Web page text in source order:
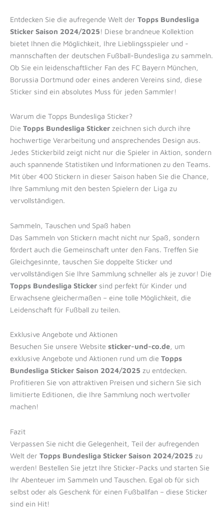
Entdecken Sie die aufregende Welt der Topps Bundesliga
Sticker Saison 2024/2025! Diese brandneue Kollektion
bietet Ihnen die Möglichkeit, Ihre Lieblingsspieler und -
mannschaften der deutschen Fußball-Bundesliga zu sammeln.
Ob Sie ein leidenschaftlicher Fan des FC Bayern München,
Borussia Dortmund oder eines anderen Vereins sind, diese
Sticker sind ein absolutes Muss für jeden Sammler!
Warum die Topps Bundesliga Sticker?
Die Topps Bundesliga Sticker zeichnen sich durch ihre
hochwertige Verarbeitung und ansprechendes Design aus.
Jedes Stickerbild zeigt nicht nur die Spieler in Aktion, sondern
auch spannende Statistiken und Informationen zu den Teams.
Mit über 400 Stickern in dieser Saison haben Sie die Chance,
Ihre Sammlung mit den besten Spielern der Liga zu
vervollständigen.
Sammeln, Tauschen und Spaß haben
Das Sammeln von Stickern macht nicht nur Spaß, sondern
fördert auch die Gemeinschaft unter den Fans. Treffen Sie
Gleichgesinnte, tauschen Sie doppelte Sticker und
vervollständigen Sie Ihre Sammlung schneller als je zuvor! Die
Topps Bundesliga Sticker sind perfekt für Kinder und
Erwachsene gleichermaßen – eine tolle Möglichkeit, die
Leidenschaft für Fußball zu teilen.
Exklusive Angebote und Aktionen
Besuchen Sie unsere Website sticker-und-co.de, um
exklusive Angebote und Aktionen rund um die Topps
Bundesliga Sticker Saison 2024/2025 zu entdecken.
Profitieren Sie von attraktiven Preisen und sichern Sie sich
limitierte Editionen, die Ihre Sammlung noch wertvoller
machen!
Fazit
Verpassen Sie nicht die Gelegenheit, Teil der aufregenden
Welt der Topps Bundesliga Sticker Saison 2024/2025 zu
werden! Bestellen Sie jetzt Ihre Sticker-Packs und starten Sie
Ihr Abenteuer im Sammeln und Tauschen. Egal ob für sich
selbst oder als Geschenk für einen Fußballfan – diese Sticker
sind ein Hit!